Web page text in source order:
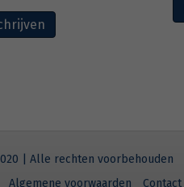
| Alle rechten voorbehouden
Algemene voorwaarden Contact